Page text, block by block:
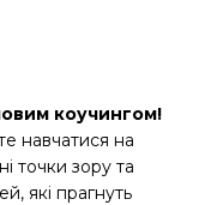
коучингом!
навчатися на
точки зору та
які прагнуть